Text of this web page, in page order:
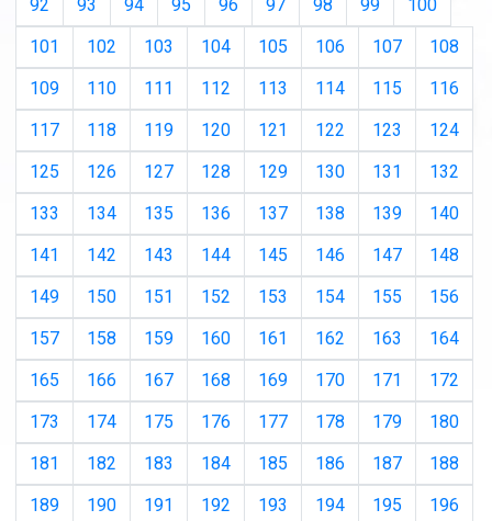
92
93 94 95 96 97 98 99
100
101
102 103 104 105 106 107
108
109
110 111 112 113 114 115
116
117
118 119 120 121 122 123
124
125
126 127 128 129 130 131
132
133
134 135 136 137 138 139
140
141
142 143 144 145 146 147
148
149
150 151 152 153 154 155
156
157
158 159 160 161 162 163
164
165
166 167 168 169 170 171
172
173
174 175 176 177 178 179
180
181
182 183 184 185 186 187
188
189
190 191 192 193 194 195
196